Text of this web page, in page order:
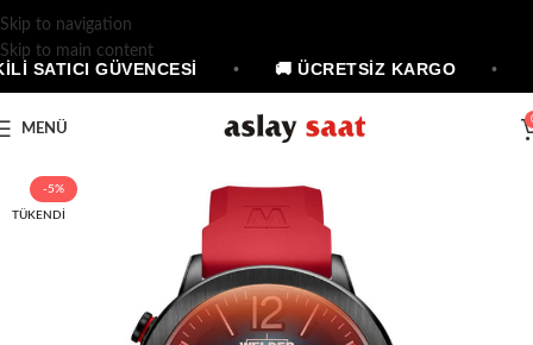
Skip to navigation
Skip to main content
SATICI GÜVENCESİ 🚚 ÜCRETSİZ KARGO
MENÜ
-5%
TÜKENDI